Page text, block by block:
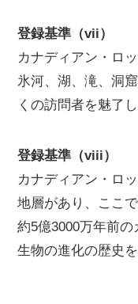
登録基準（vii）
カナディアン・ロ
氷河、湖、滝、洞
くの訪問者を魅了
登録基準（viii）
カナディアン・ロ
地層があり、ここ
約5億3000万年前の
生物の進化の歴史